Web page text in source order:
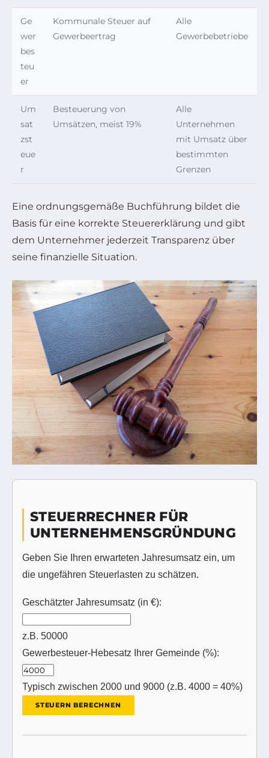
Ge
wer
bes
teu
er
Kommunale Steuer auf
Gewerbeertrag
Alle
Gewerbebetriebe
Um
sat
zst
eue
r
Besteuerung von
Umsätzen, meist 19%
Alle
Unternehmen
mit Umsatz über
bestimmten
Grenzen
Eine ordnungsgemäße Buchführung bildet die
Basis für eine korrekte Steuererklärung und gibt
dem Unternehmer jederzeit Transparenz über
seine finanzielle Situation.
STEUERRECHNER FÜR
UNTERNEHMENSGRÜNDUNG
Geben Sie Ihren erwarteten Jahresumsatz ein, um
die ungefähren Steuerlasten zu schätzen.
Geschätzter Jahresumsatz (in €):
z.B. 50000
Gewerbesteuer-Hebesatz Ihrer Gemeinde (%):
Typisch zwischen 2000 und 9000 (z.B. 4000 = 40%)
STEUERN BERECHNEN